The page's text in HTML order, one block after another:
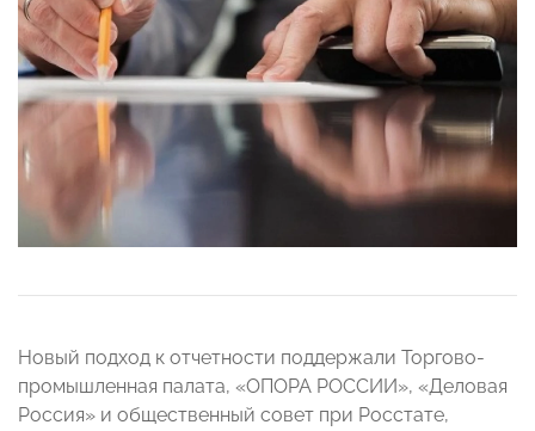
Новый подход к отчетности поддержали Торгово-
промышленная палата, «ОПОРА РОССИИ», «Деловая
Россия» и общественный совет при Росстате,